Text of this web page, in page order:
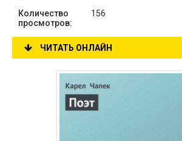
Количество
просмотров:
156
ЧИТАТЬ ОНЛАЙН